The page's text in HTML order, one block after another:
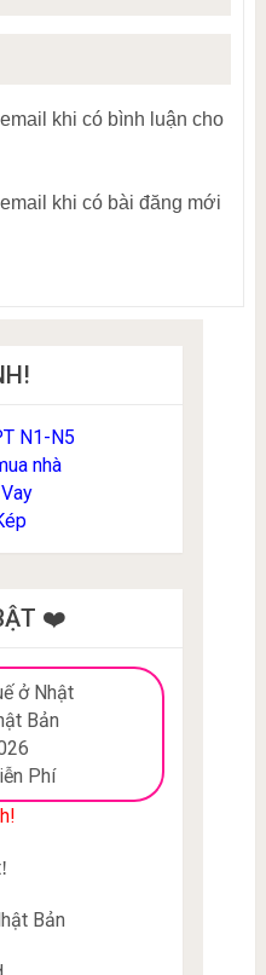
khi có bình luận cho
khi có bài đăng mới
N1-N5
nhà
❤️
ở Nhật
Bản
Phí
!
Bản